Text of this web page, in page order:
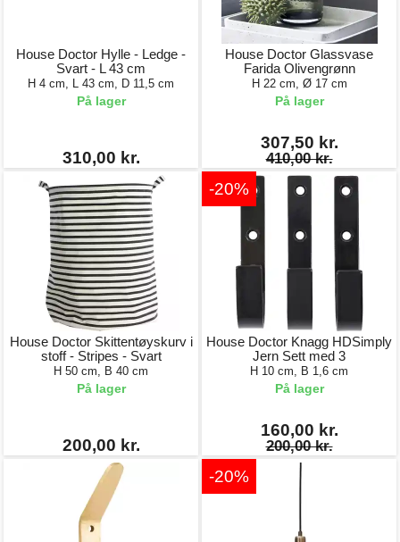
House Doctor Hylle - Ledge -
Svart - L 43 cm
H 4 cm, L 43 cm, D 11,5 cm
På lager
310,00 kr.
House Doctor Glassvase
Farida Olivengrønn
H 22 cm, Ø 17 cm
På lager
307,50 kr.
410,00 kr.
House Doctor Skittentøyskurv i
stoff - Stripes - Svart
H 50 cm, B 40 cm
På lager
200,00 kr.
-20%
House Doctor Knagg HDSimply
Jern Sett med 3
H 10 cm, B 1,6 cm
På lager
160,00 kr.
200,00 kr.
-20%